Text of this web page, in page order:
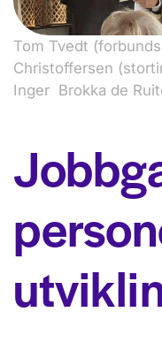
Tom Tvedt
Christoffersen
Inger Brokka de